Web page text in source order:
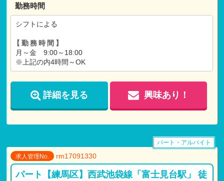
勤務時間
シフトによる
【勤務時間】
月～金 9:00～18:00
※上記の内4時間～OK
詳細を見る 興味あり！
求人管理No. rm17091330
パート【練馬区】西武池袋線「富士見台駅」 徒
パート・アルバイト